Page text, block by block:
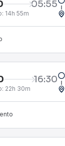
05:55
14h 55m
16:30
22h 30m